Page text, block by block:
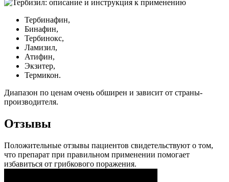
Тербинафин,
Бинафин,
Тербинокс,
Ламизил,
Атифин,
Экзитер,
Термикон.
Диапазон по ценам очень обширен и зависит от страны-
производителя.
Отзывы
Положительные отзывы пациентов свидетельствуют о том,
что препарат при правильном применении помогает
избавиться от грибкового поражения.